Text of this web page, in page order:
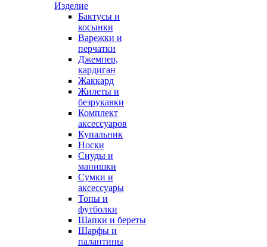
Изделие
Бактусы и
косынки
Варежки и
перчатки
Джемпер,
кардиган
Жаккард
Жилеты и
безрукавки
Комплект
аксессуаров
Купальник
Носки
Снуды и
манишки
Сумки и
аксессуары
Топы и
футболки
Шапки и береты
Шарфы и
палантины